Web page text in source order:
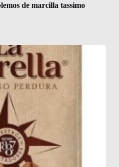
de marcilla tassimo